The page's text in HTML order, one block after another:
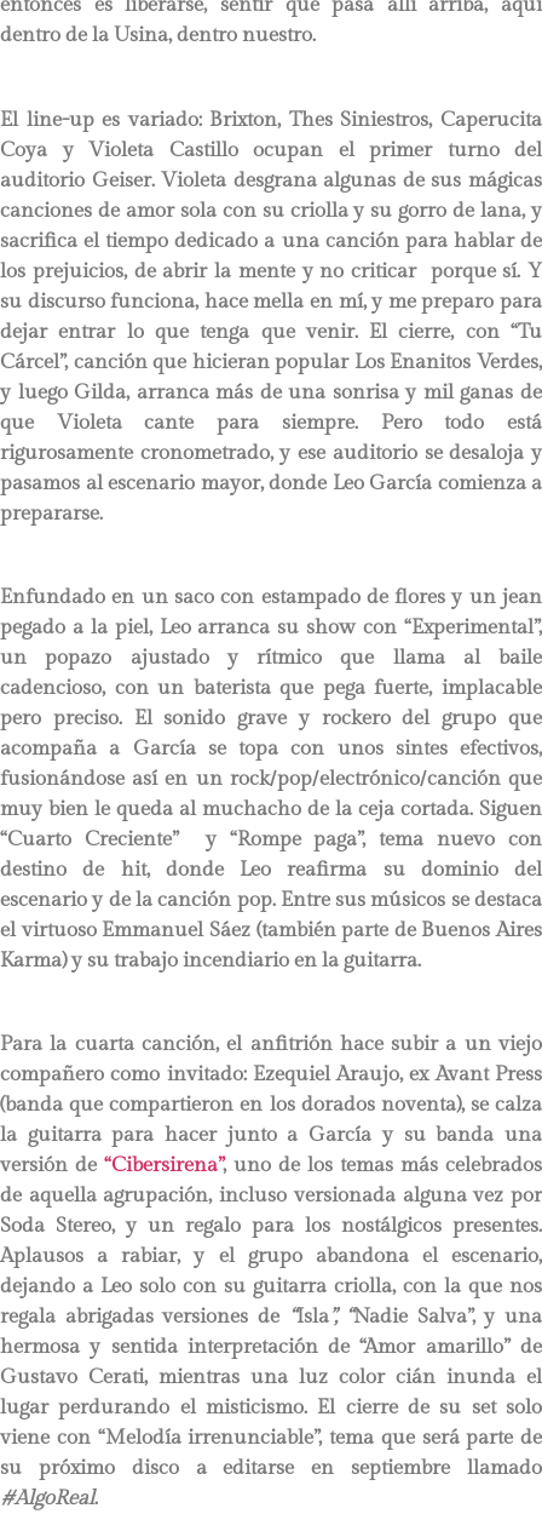
entonces es liberarse, sentir qué pasa allí arriba, aquí
dentro de la Usina, dentro nuestro.
El line-up es variado: Brixton, Thes Siniestros, Caperucita
Coya y Violeta Castillo ocupan el primer turno del
auditorio Geiser. Violeta desgrana algunas de sus mágicas
canciones de amor sola con su criolla y su gorro de lana, y
sacrifica el tiempo dedicado a una canción para hablar de
los prejuicios, de abrir la mente y no criticar porque sí. Y
su discurso funciona, hace mella en mí, y me preparo para
dejar entrar lo que tenga que venir. El cierre, con “Tu
Cárcel”, canción que hicieran popular Los Enanitos Verdes,
y luego Gilda, arranca más de una sonrisa y mil ganas de
que Violeta cante para siempre. Pero todo está
rigurosamente cronometrado, y ese auditorio se desaloja y
pasamos al escenario mayor, donde Leo García comienza a
prepararse.
Enfundado en un saco con estampado de flores y un jean
pegado a la piel, Leo arranca su show con “Experimental”,
un popazo ajustado y rítmico que llama al baile
cadencioso, con un baterista que pega fuerte, implacable
pero preciso. El sonido grave y rockero del grupo que
acompaña a García se topa con unos sintes efectivos,
fusionándose así en un rock/pop/electrónico/canción que
muy bien le queda al muchacho de la ceja cortada. Siguen
“Cuarto Creciente” y “Rompe paga”, tema nuevo con
destino de hit, donde Leo reafirma su dominio del
escenario y de la canción pop. Entre sus músicos se destaca
el virtuoso Emmanuel Sáez (también parte de Buenos Aires
Karma) y su trabajo incendiario en la guitarra.
Para la cuarta canción, el anfitrión hace subir a un viejo
compañero como invitado: Ezequiel Araujo, ex Avant Press
(banda que compartieron en los dorados noventa), se calza
la guitarra para hacer junto a García y su banda una
versión de “Cibersirena”, uno de los temas más celebrados
de aquella agrupación, incluso versionada alguna vez por
Soda Stereo, y un regalo para los nostálgicos presentes.
Aplausos a rabiar, y el grupo abandona el escenario,
dejando a Leo solo con su guitarra criolla, con la que nos
regala abrigadas versiones de “Isla”, “Nadie Salva”, y una
hermosa y sentida interpretación de “Amor amarillo” de
Gustavo Cerati, mientras una luz color cián inunda el
lugar perdurando el misticismo. El cierre de su set solo
viene con “Melodía irrenunciable”, tema que será parte de
su próximo disco a editarse en septiembre llamado
#AlgoReal.